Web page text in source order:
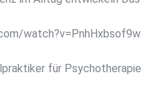
watch?v=PnhHxbsof9w
für Psychotherapie